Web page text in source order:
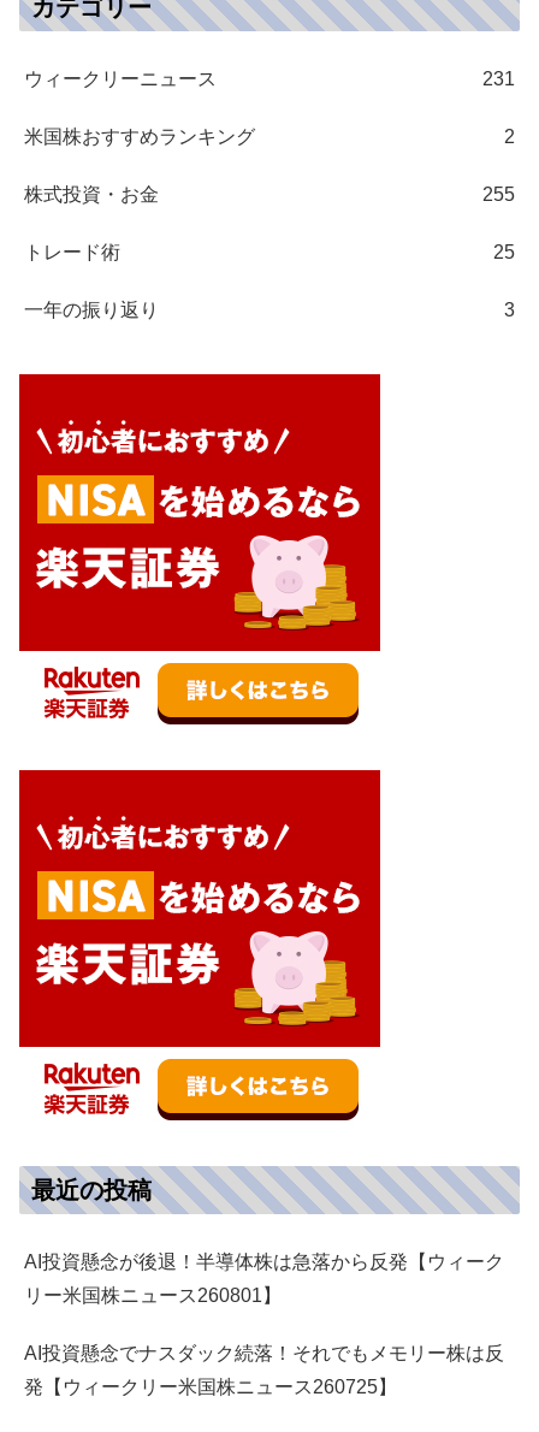
カテゴリー
ウィークリーニュース 231
米国株おすすめランキング 2
株式投資・お金 255
トレード術 25
一年の振り返り 3
最近の投稿
AI投資懸念が後退！半導体株は急落から反発【ウィーク
リー米国株ニュース260801】
AI投資懸念でナスダック続落！それでもメモリー株は反
発【ウィークリー米国株ニュース260725】